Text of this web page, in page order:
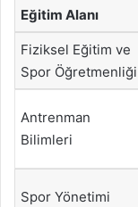
Eğitim Alanı
Fiziksel Eğitim ve
Spor Öğretmenliği
Antrenman
Bilimleri
Spor Yönetimi